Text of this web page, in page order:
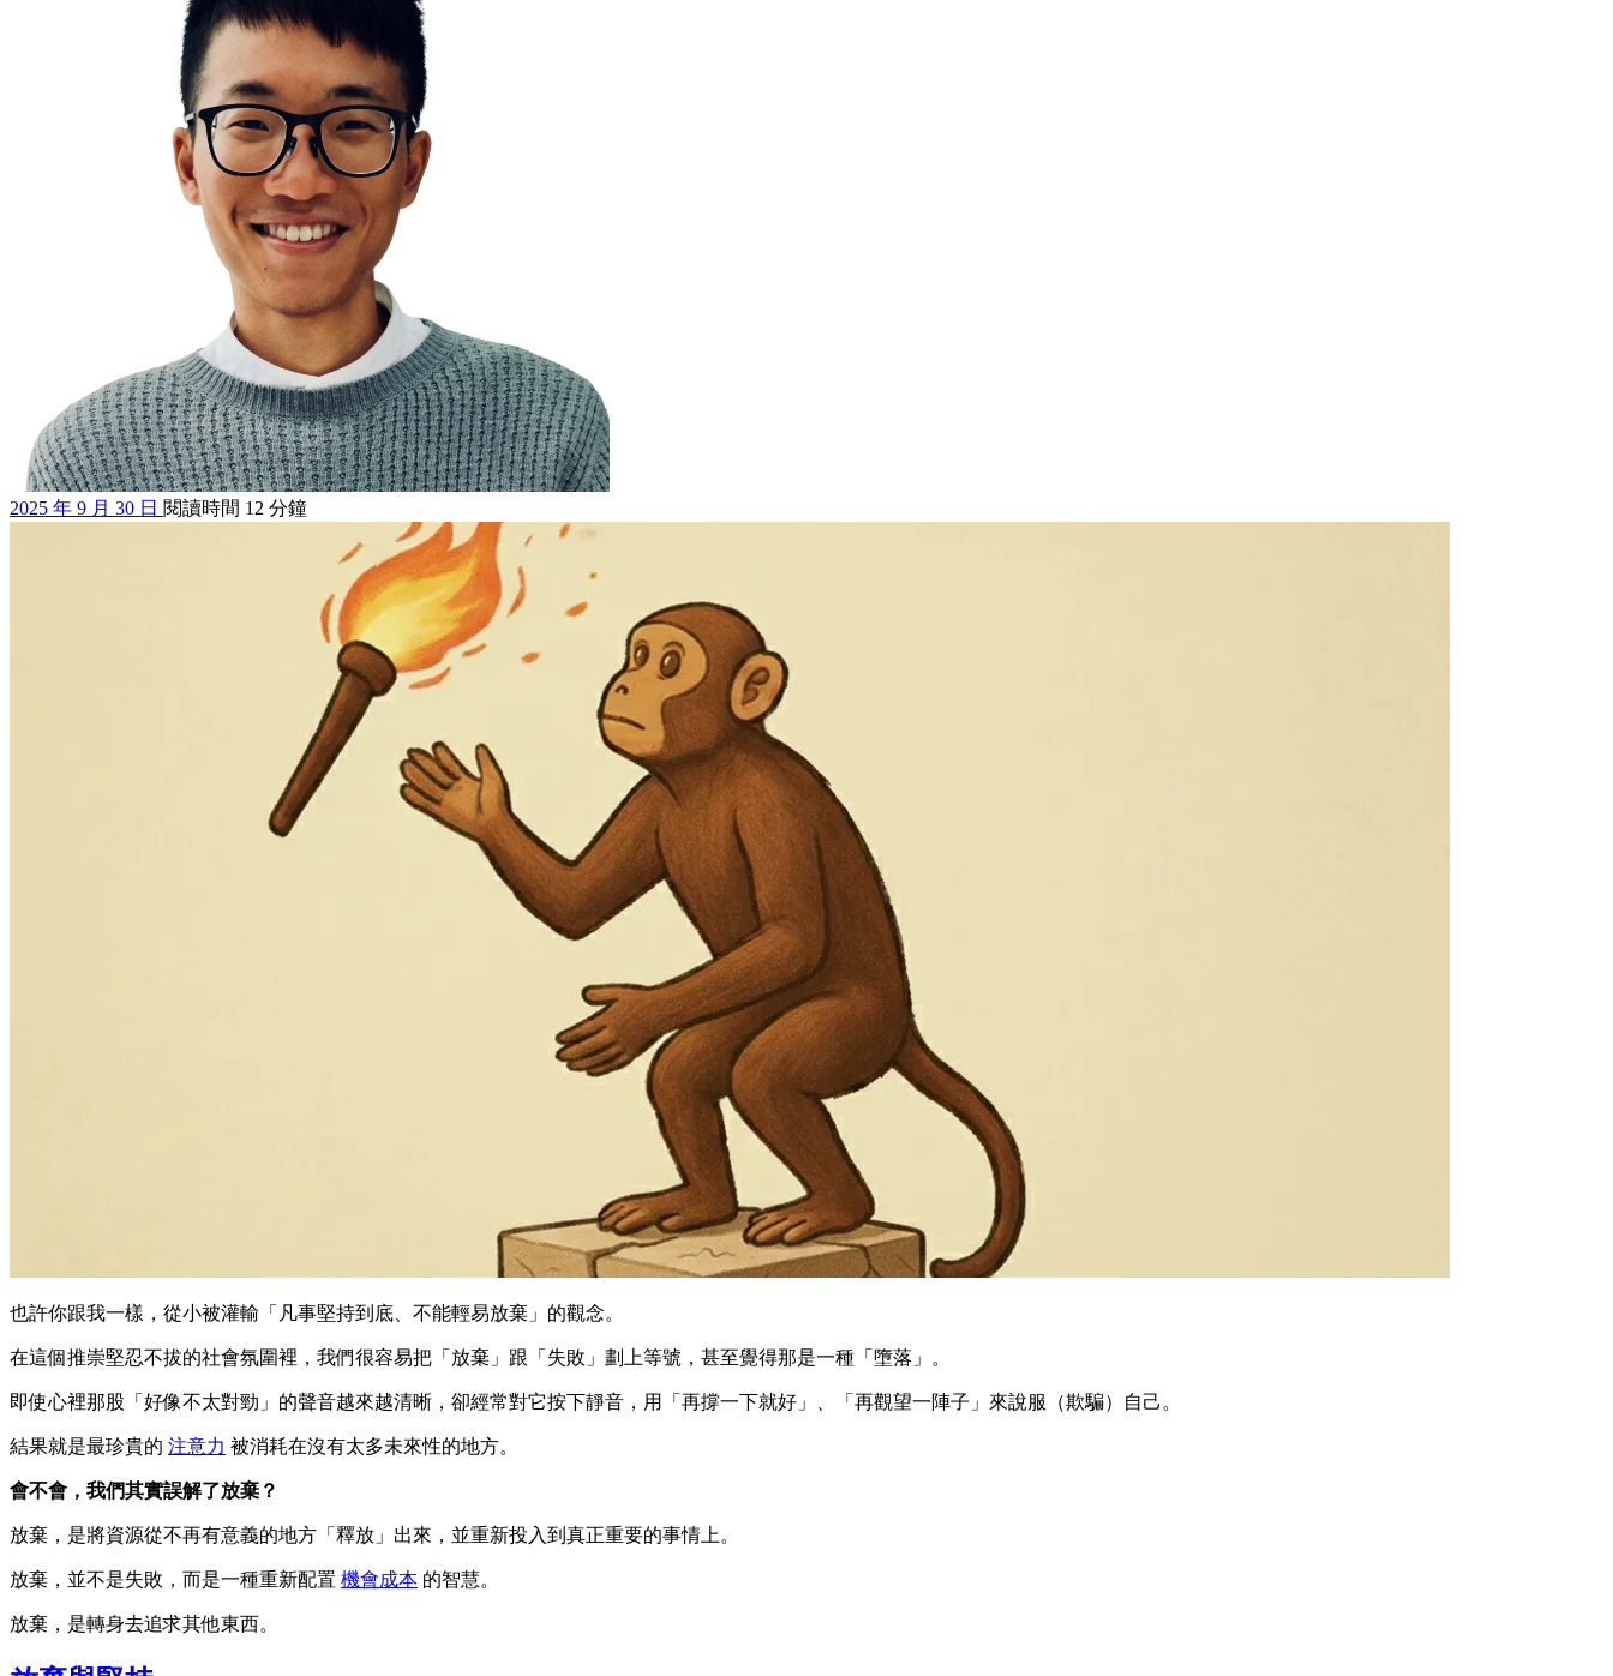
2025 年 9 月 30 日 閱讀時間 12 分鐘
也許你跟我一樣，從小被灌輸「凡事堅持到底、不能輕易放棄」的觀念。
在這個推崇堅忍不拔的社會氛圍裡，我們很容易把「放棄」跟「失敗」劃上等號，甚至覺得那是一種「墮落」。
即使心裡那股「好像不太對勁」的聲音越來越清晰，卻經常對它按下靜音，用「再撐一下就好」、「再觀望一陣子」來說服（欺騙）自己。
結果就是最珍貴的 注意力 被消耗在沒有太多未來性的地方。
會不會，我們其實誤解了放棄？
放棄，是將資源從不再有意義的地方「釋放」出來，並重新投入到真正重要的事情上。
放棄，並不是失敗，而是一種重新配置 機會成本 的智慧。
放棄，是轉身去追求其他東西。